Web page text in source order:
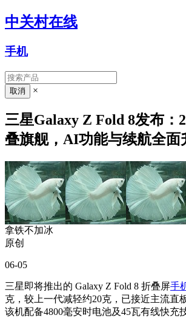
中关村在线
手机
×
三星Galaxy Z Fold 8发布：
叠旗舰，AI功能与续航全面
拿铁不加冰
原创
06-05
三星即将推出的 Galaxy Z Fold 8 折叠屏手
克，较上一代减轻约20克，已接近主流直
该机配备4800毫安时电池及45瓦有线快充